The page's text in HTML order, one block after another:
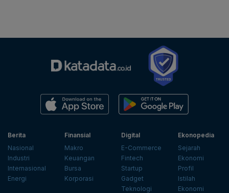
Berita
Nasional
Industri
Internasional
Energi
Finansial
Makro
Keuangan
Bursa
Korporasi
Digital
E-Commerce
Fintech
Startup
Gadget
Teknologi
Ekonopedia
Sejarah
Ekonomi
Profil
Istilah
Ekonomi